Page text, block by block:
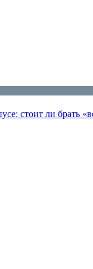
стоит ли брать